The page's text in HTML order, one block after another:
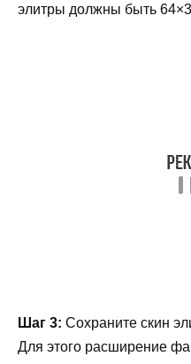
элитры должны быть
Шаг 3: Сохраните скин
Для этого расширение